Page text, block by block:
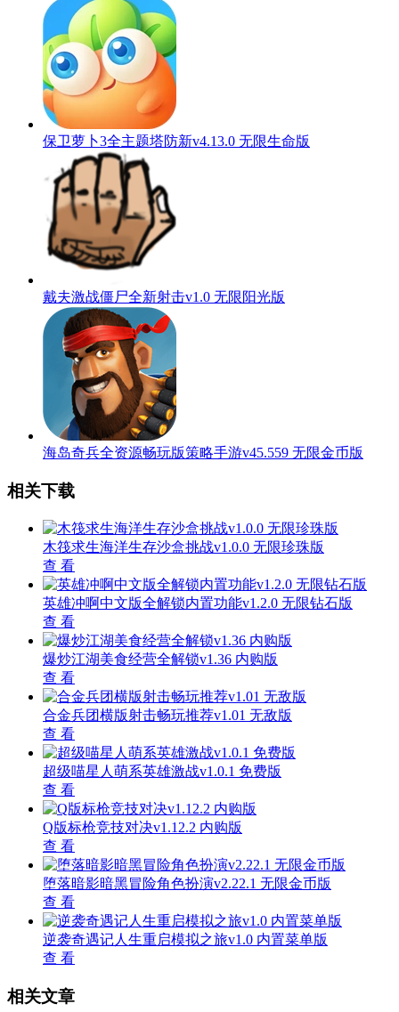
保卫萝卜3全主题塔防新v4.13.0 无限生命版
戴夫激战僵尸全新射击v1.0 无限阳光版
海岛奇兵全资源畅玩版策略手游v45.559 无限金币版
相关下载
木筏求生海洋生存沙盒挑战v1.0.0 无限珍珠版
查 看
英雄冲啊中文版全解锁内置功能v1.2.0 无限钻石版
查 看
爆炒江湖美食经营全解锁v1.36 内购版
查 看
合金兵团横版射击畅玩推荐v1.01 无敌版
查 看
超级喵星人萌系英雄激战v1.0.1 免费版
查 看
Q版标枪竞技对决v1.12.2 内购版
查 看
堕落暗影暗黑冒险角色扮演v2.22.1 无限金币版
查 看
逆袭奇遇记人生重启模拟之旅v1.0 内置菜单版
查 看
相关文章